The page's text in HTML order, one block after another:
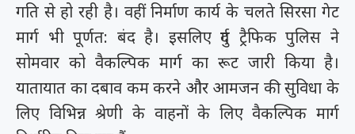
गति से हो रही है। वहीं निर्माण कार्य के चलते सिरसा गेट
मार्ग भी पूर्णत: बंद है। इसलिए दुर्ग ट्रैफिक पुलिस ने
सोमवार को वैकल्पिक मार्ग का रूट जारी किया है।
यातायात का दबाव कम करने और आमजन की सुविधा के
लिए विभिन्न श्रेणी के वाहनों के लिए वैकल्पिक मार्ग